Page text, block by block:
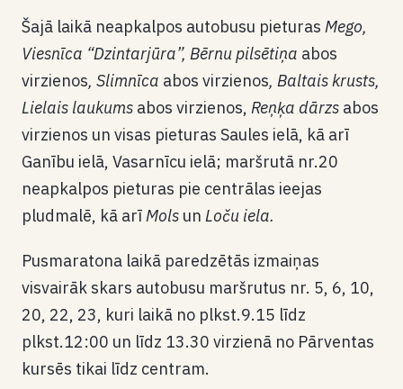
Šajā laikā neapkalpos autobusu pieturas Mego,
Viesnīca “Dzintarjūra”, Bērnu pilsētiņa abos
virzienos, Slimnīca abos virzienos, Baltais krusts,
Lielais laukums abos virzienos, Reņķa dārzs abos
virzienos un visas pieturas Saules ielā, kā arī
Ganību ielā, Vasarnīcu ielā; maršrutā nr.20
neapkalpos pieturas pie centrālas ieejas
pludmalē, kā arīMols un Loču iela.
Pusmaratona laikā paredzētās izmaiņas
visvairāk skars autobusu maršrutus nr. 5, 6, 10,
20, 22, 23, kuri laikā no plkst.9.15 līdz
plkst.12:00 un līdz 13.30 virzienā no Pārventas
kursēs tikai līdz centram.